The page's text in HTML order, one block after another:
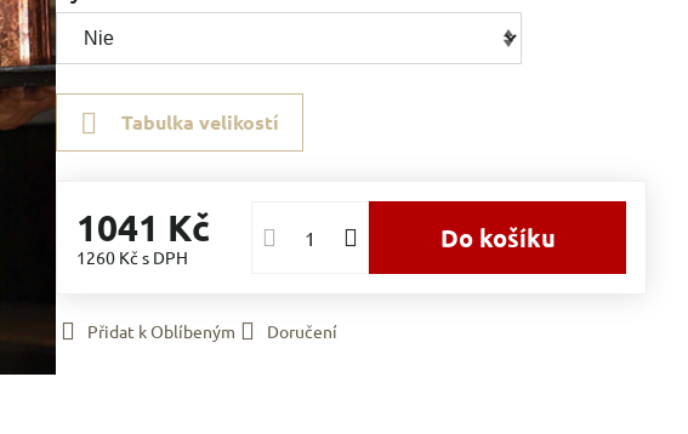
Tabulka velikostí
1041 Kč
1260 Kčs DPH
Do košíku
Přidat k Oblíbeným Doručení